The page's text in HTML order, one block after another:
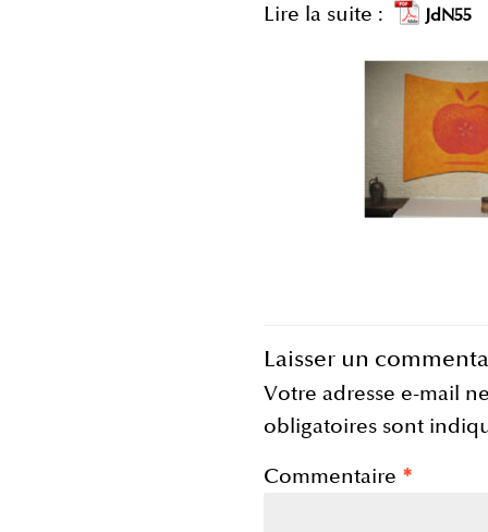
Lire la suite :
JdN55
Laisser un
Votre adresse e-mail
obligatoires sont
Commentaire *